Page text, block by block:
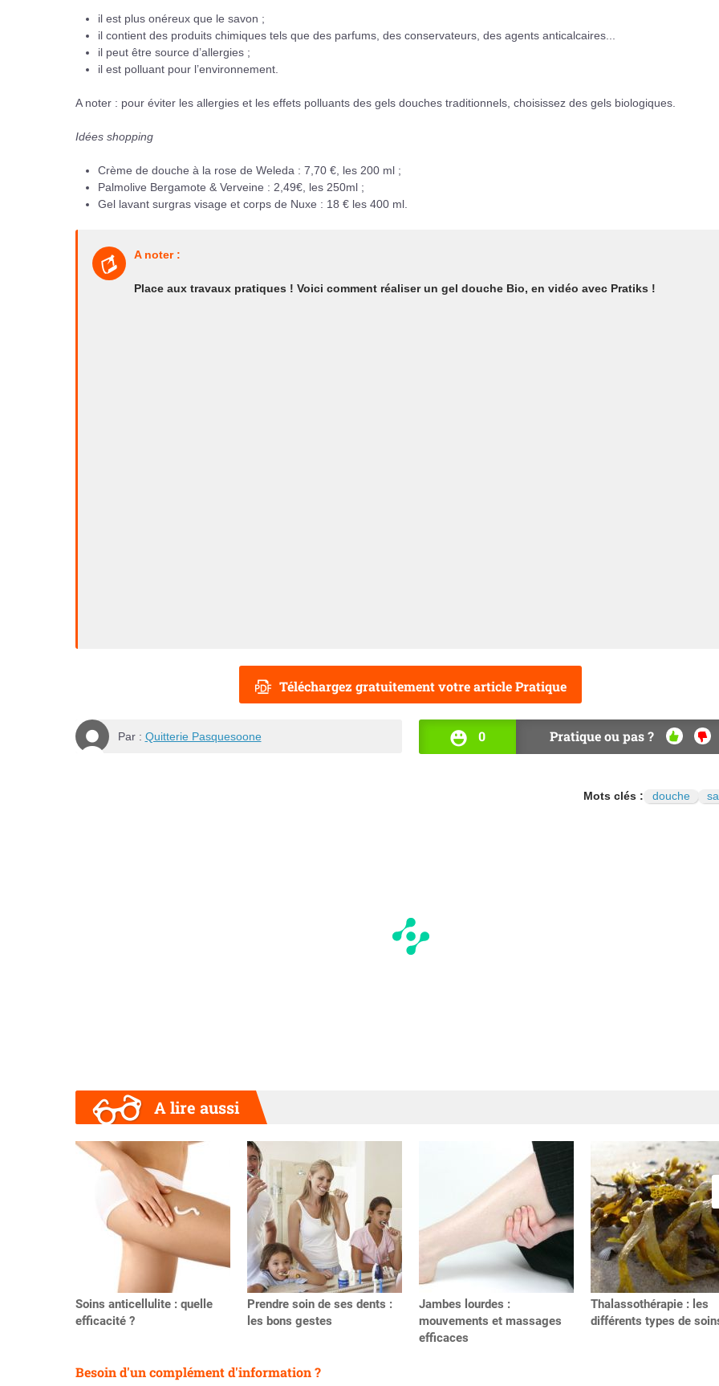
il est plus onéreux que le savon ;
il contient des produits chimiques tels que des parfums, des conservateurs, des agents anticalcaires...
il peut être source d’allergies ;
il est polluant pour l’environnement.
A noter : pour éviter les allergies et les effets polluants des gels douches traditionnels, choisissez des gels biologiques.
Idées shopping
Crème de douche à la rose de Weleda : 7,70 €, les 200 ml ;
Palmolive Bergamote & Verveine : 2,49€, les 250ml ;
Gel lavant surgras visage et corps de Nuxe : 18 € les 400 ml.
A noter :
Place aux travaux pratiques ! Voici comment réaliser un gel douche Bio, en vidéo avec Pratiks !
Téléchargez gratuitement votre article Pratique
Par : Quitterie Pasquesoone 0 Pratique ou pas ?
OUI NON
Mots clés : douche
A lire aussi
Soins anticellulite : quelle
efficacité ?
Prendre soin de ses dents :
les bons gestes
Jambes lourdes :
mouvements et massages
efficaces
Thalassothérapie : les
différents types de
Précédent
Besoin d'un complément d'information ?